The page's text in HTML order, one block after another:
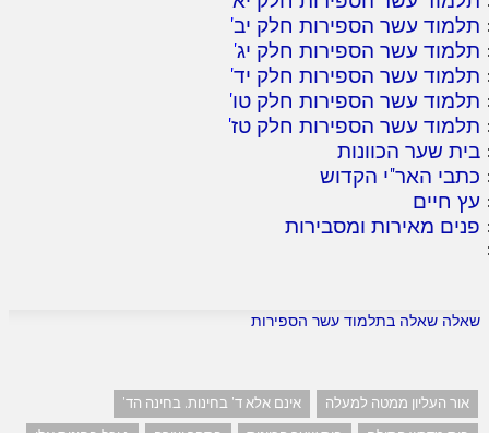
תלמוד עשר הספירות חלק יב'
תלמוד עשר הספירות חלק יג'
תלמוד עשר הספירות חלק יד'
תלמוד עשר הספירות חלק טו'
תלמוד עשר הספירות חלק טז'
בית שער הכוונות
כתבי האר"י הקדוש
עץ חיים
פנים מאירות ומסבירות
שאלה שאלה בתלמוד עשר הספירות
אור העליון ממטה למעלה
אינם אלא ד' בחינות. בחינה הד'